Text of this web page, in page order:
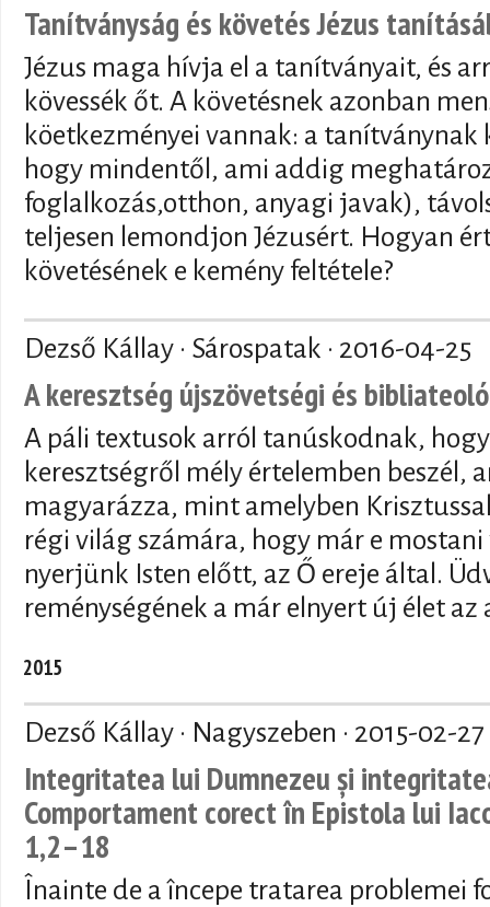
Tanítványság és követés Jézus
Jézus maga hívja el a tanítványait, és
kövessék őt. A követésnek azonban
köetkezményei vannak: a tanítványnak
hogy mindentől, ami addig
foglalkozás,otthon, anyagi javak),
teljesen lemondjon Jézusért. Hogyan
követésének e kemény feltétele?
Dezső Kállay · Sárospatak · 2016-04-25
A keresztség újszövetségi és
A páli textusok arról tanúskodnak,
keresztségről mély értelemben beszél,
magyarázza, mint amelyben
régi világ számára, hogy már e
nyerjünk Isten előtt, az Ő ereje által.
reménységének a már elnyert új élet az
2015
Dezső Kállay · Nagyszeben · 2015-02-27
Integritatea lui Dumnezeu și
Comportament corect în Epistola lui
1,2–18
Înainte de a începe tratarea problemei